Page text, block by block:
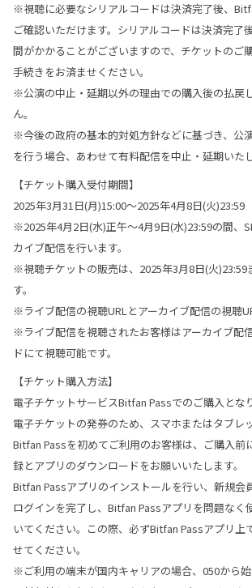
※視聴に必要なシリアルコードは決済完了後、
ご確認いただけます。シリアルコードは決済完了
間がかかることがございますので、チケットのご
手続きをお済ませください。
※公演の中止・延期以外の理由での購入後の払戻
ん。
※今後の政府の基本的対処方針などに基づき、公
を行う場合、あわせて有料配信を中止・延期いたし
【チケット購入受付期間】
2025年3月31日(月)15:00～2025年4月8日(火)23:59
※2025年4月2日(水)正午〜4月9日(水)23:59の間、
カイブ配信を行います。
※視聴チケットの販売は、2025年3月8日(火)23:59
す。
※ライブ配信の視聴URLとアーカイブ配信の視聴
※ライブ配信を視聴されたお客様はアーカイブ配
ドにて視聴可能です。
【チケット購入方法】
電子チケットサービスBitfan Passでのご購入となり
電子チケットの発券のため、スマホまたはタブレ
Bitfan Passを初めてご利用のお客様は、ご購入前
録とアプリのダウンロードをお願いいたします。
Bitfan Passアプリのインストールを行い、新規会
ログインを完了し、Bitfan Passアプリを問題なく
いてください。この際、必ずBitfan Passアプリ上
せてください。
※ご利用の端末が国内キャリアの場合、050から